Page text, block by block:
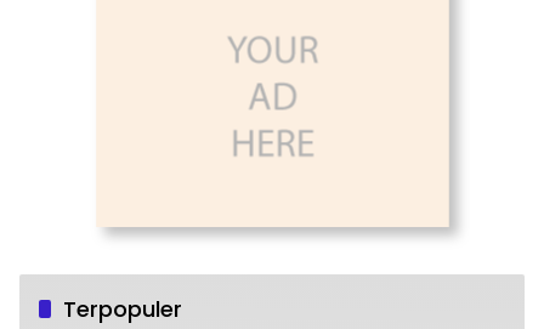
Terpopuler